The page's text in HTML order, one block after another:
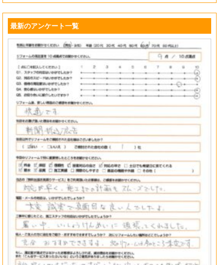
最新のアンケート一覧